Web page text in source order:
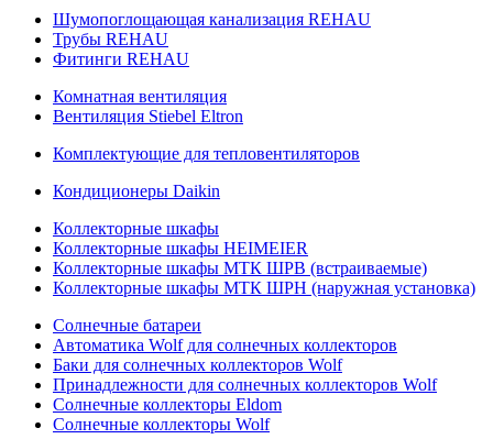
Шумопоглощающая канализация REHAU
Трубы REHAU
Фитинги REHAU
Комнатная вентиляция
Вентиляция Stiebel Eltron
Комплектующие для тепловентиляторов
Кондиционеры Daikin
Коллекторные шкафы
Коллекторные шкафы HEIMEIER
Коллекторные шкафы МТК ШРВ (встраиваемые)
Коллекторные шкафы МТК ШРН (наружная установка)
Солнечные батареи
Автоматика Wolf для солнечных коллекторов
Баки для солнечных коллекторов Wolf
Принадлежности для солнечных коллекторов Wolf
Солнечные коллекторы Eldom
Солнечные коллекторы Wolf